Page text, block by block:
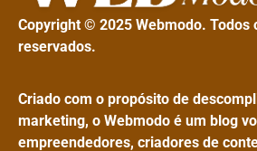
Copyright © 2025 Webmodo. Todos
reservados.
Criado com o propósito de
marketing, o Webmodo é um blog
empreendedores, criadores de